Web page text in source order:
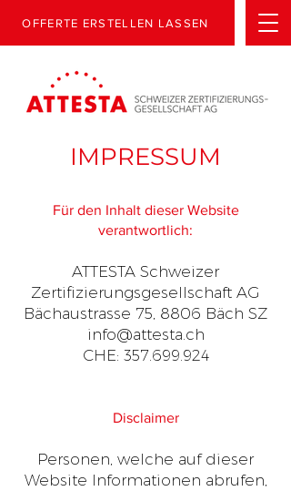
OFFERTE ERSTELLEN LASSEN
IMPRESSUM
Für den Inhalt dieser Website
verantwortlich:
ATTESTA Schweizer
Zertifizierungsgesellschaft AG
Bächaustrasse 75, 8806 Bäch SZ
info@attesta.ch
CHE: 357.699.924
Disclaimer
Personen, welche auf dieser
Website Informationen abrufen,